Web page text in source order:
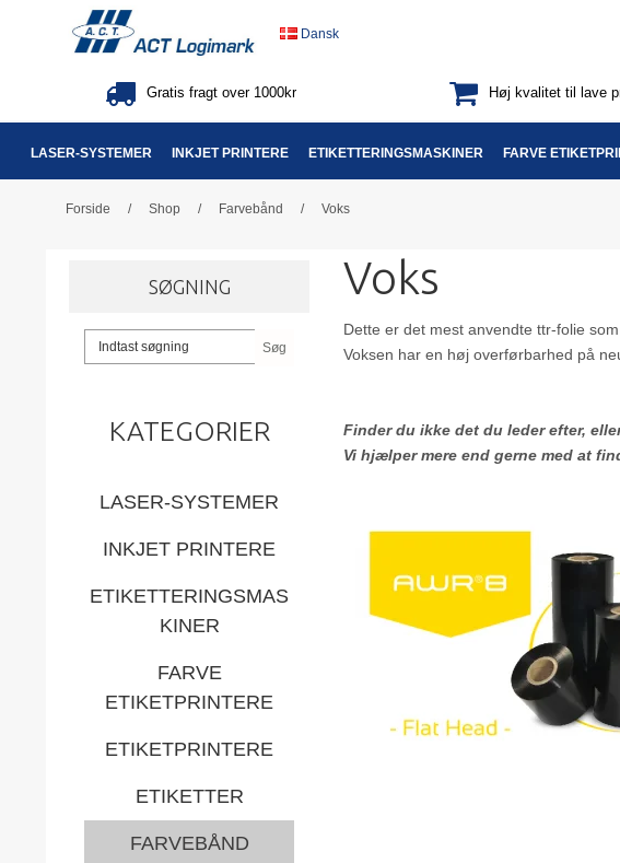
Dansk
Gratis fragt over 1000kr Høj kvalitet til lave
LASER-SYSTEMER INKJET PRINTERE ETIKETTERINGSMASKINER FARVE
Forside / Shop / Farvebånd / Voks
SØGNING
Søg
KATEGORIER
LASER-SYSTEMER
INKJET PRINTERE
ETIKETTERINGSMAS
KINER
FARVE
ETIKETPRINTERE
ETIKETPRINTERE
ETIKETTER
FARVEBÅND
Voks
Dette er det mest anvendte ttr-folie
Voksen har en høj overførbarhed på
Finder du ikke det du leder efter,
Vi hjælper mere end gerne med at